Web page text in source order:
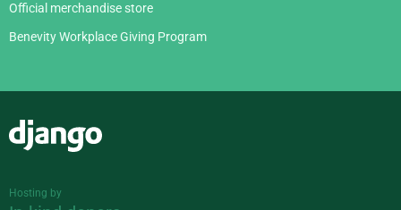
Official merchandise store
Benevity Workplace Giving Program
Hosting by